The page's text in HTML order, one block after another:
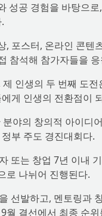
성공 경험을 바탕으
포스터, 온라인 콘
참석해 참가자들을
인생의 두 번째 도
게 인생의 전환점이
분야의 창의적 아이
부 주도 경진대회다.
또는 창업 7년 이내
나뉘어 진행된다.
선발하고, 멘토링과
월 결선에서 최종 순